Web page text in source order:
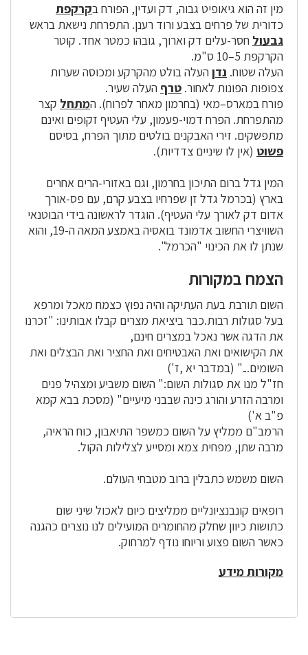
מין זה הוא גיאופיט גבוה, דק ועדין, הפורח בקרקפת
כדורית של פרחים בצבע ורוד רענן. התפרחת נישאת בראש
גבעול חסר-עלים דק וארוך, גובהו כמטר אחד. קוטר
הקרקפת 5–10 ס"מ.
העלה שטוח. נדן העלה בולט מהקרקע ומכוסה שערות
צפופות הפונות לאחור. טרף העלה שעיר.
פורח במארס–מאי (בחרמון מאחר לפרוח). המתחל קצר
מהתפרחת. הפרח דמוי-פעמון, עלי העטיף זקופים ואינם
מתפשקים. זירי האבקנים בולטים מתוך הפרח, בסיסם
פשוט (אין לו שיניים צדדיות).
המין גדל ברום התיכון בחרמון, וגם באזורי-הרים אחרים
בארץ (בכרמל גדל זן שפרחיו בצבע קרם, עם פס-אורך
אדום דק לאורך עלי העטיף). הוגדר לראשונה בידי הבוטנאי
השוויצרי החשוב אדמונד בואסיה באמצע המאה ה-19, והוא
שנתן לו את הכינוי "הכרמל".
הצמח במקורות
השום תורבת בעת העתיקה והיה נפוץ כצמח מאכל ומרפא
בעל סגולות רבות.כבר ביציאת מצרים קבלו אבותינו: "זכרנו
את הדגה אשר נאכל במצרים חינם,
את הקישואים ואת האבטיחים ואת החציר ואת הבצלים ואת
השומים..." (במדבר יא ,ז')
חז"ל מנו את סגולות השום:" השום משביע ומצהיל פנים
ומרבה הזרע והורג כינה שבבני מיעיים" (מסכת בבא קמא
פ"ב א')
הרמב"ם ממליץ על השום כמשפר התיאבון, כוח הראיה,
מרבה שתן, מפחית צמא ומסייע לצלילות הקול.
השום משמש כתבלין ברוב מטבחי העולם.
רופאים קונבנציונליים ממליצים כיום לאכול שיני שום
כתושות כיוון שחלק מהחומרים המועילים לנו נוצרים כהגנה
כאשר השום פצוע וריוחו נודף למרחוק.
מקורות מידע